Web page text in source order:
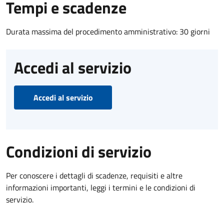
Tempi e scadenze
Durata massima del procedimento amministrativo: 30 giorni
Accedi al servizio
Accedi al servizio
Condizioni di servizio
Per conoscere i dettagli di scadenze, requisiti e altre
informazioni importanti, leggi i termini e le condizioni di
servizio.